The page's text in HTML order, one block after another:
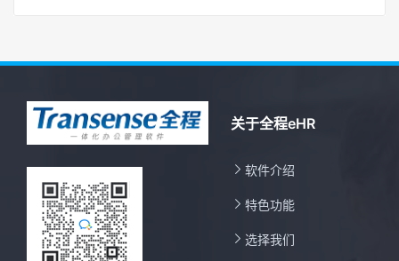
关于全程eHR
 软件介绍
 特色功能
 选择我们